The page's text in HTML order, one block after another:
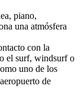
piano,
una atmósfera
con la
el surf, windsurf o
uno de los
de